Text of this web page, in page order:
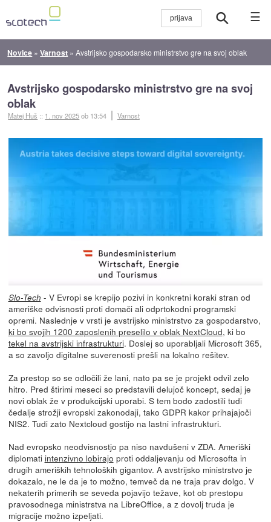
☰
Novice »Varnost »Avstrijsko gospodarsko ministrstvo gre na svoj oblak
Avstrijsko gospodarsko ministrstvo gre na svoj
oblak
Matej Huš :: 1. nov 2025ob 13:54 Varnost
Slo-Tech - V Evropi se krepijo pozivi in konkretni koraki stran od
ameriške odvisnosti proti domači ali odprtokodni programski
opremi. Naslednje v vrsti je avstrijsko ministrstvo za gospodarstvo,
ki bo svojih 1200 zaposlenih preselilo v oblak NextCloud, ki bo
tekel na avstrijski infrastrukturi. Doslej so uporabljali Microsoft 365,
a so zavoljo digitalne suverenosti prešli na lokalno rešitev.
Za prestop so se odločili že lani, nato pa se je projekt odvil zelo
hitro. Pred štirimi meseci so predstavili delujoč koncept, sedaj je
novi oblak že v produkcijski uporabi. S tem bodo zadostili tudi
čedalje strožji evropski zakonodaji, tako GDPR kakor prihajajoči
NIS2. Tudi zato Nextcloud gostijo na lastni infrastrukturi.
Nad evropsko neodvisnostjo pa niso navdušeni v ZDA. Ameriški
diplomati intenzivno lobirajo proti oddaljevanju od Microsofta in
drugih ameriških tehnoloških gigantov. A avstrijsko ministrstvo je
dokazalo, ne le da je to možno, temveč da ne traja prav dolgo. V
nekaterih primerih se seveda pojavijo težave, kot ob prestopu
pravosodnega ministrstva na LibreOffice, a z dovolj truda je
migracije možno izpeljati.